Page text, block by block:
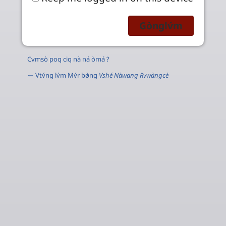
Cvmsò poq ciq nà ná òmá ?
← Vtv́ng lv́m Mv́r bø̀ng Vshé Nàwang Rvwàngcè